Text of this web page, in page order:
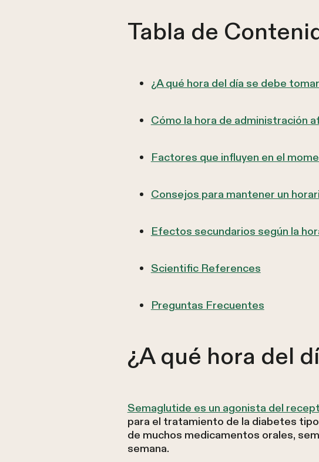
Tabla de
¿A qué hora del día se debe
Cómo la hora de administración
Factores que influyen en el
Consejos para mantener un
Efectos secundarios según la
Scientific References
Preguntas Frecuentes
¿A qué hora del
Semaglutide es un agonista del
para el tratamiento de la diabetes
de muchos medicamentos orales,
semana.